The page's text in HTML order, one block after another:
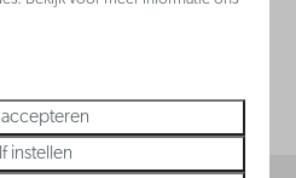
instellen